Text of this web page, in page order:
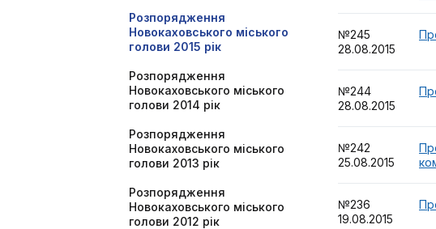
Розпорядження
Новокаховського міського
голови 2015 рік
Розпорядження
Новокаховського міського
голови 2014 рік
Розпорядження
Новокаховського міського
голови 2013 рік
Розпорядження
Новокаховського міського
голови 2012 рік
№245
28.08.2015
№244
28.08.2015
№242
25.08.2015
№236
19.08.2015